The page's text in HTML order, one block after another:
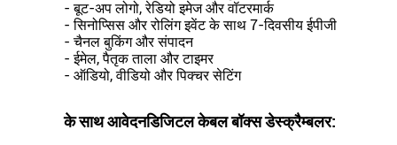
- बूट-अप लोगो, रेडियो इमेज और वॉटरमार्क
- सिनोप्सिस और रोलिंग इवेंट के साथ 7-दिवसीय ईपीजी
- चैनल बुकिंग और संपादन
- ईमेल, पैतृक ताला और टाइमर
- ऑडियो, वीडियो और पिक्चर सेटिंग
के साथ आवेदनडिजिटल केबल बॉक्स डेस्क्रैम्बलर: